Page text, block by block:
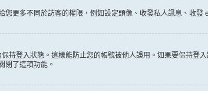
更多不同於訪客的權限，例如設定頭像、收發私人訊息、收
持登入狀態。這樣能防止您的帳號被他人誤用。如果要保持登
閉了這項功能。